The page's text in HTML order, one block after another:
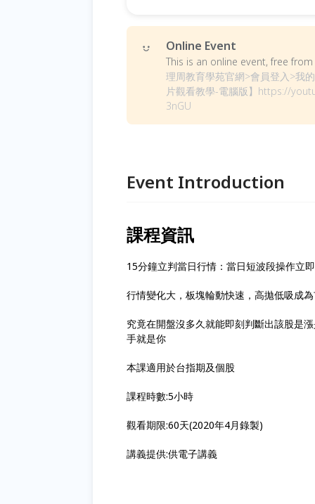
Online Event
This is an online event, free
理周教育學苑官網>會員登入>我
片觀看教學-電腦版】https://
3nGU
Event Introduction
課程資訊
15分鐘立判當日行情：當日短波段操作立
行情變化大，板塊輪動快速，高拋低吸成
究竟在開盤沒多久就能即刻判斷出該股是
手就是你
本課適用於台指期及個股
課程時數:5小時
觀看期限:60天(2020年4月錄製)
講義提供:供電子講義